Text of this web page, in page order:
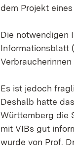
dem Projekt
Die notwendigen
Informationsblatt
Es ist jedoch
Deshalb hatte
Württemberg die
mit VIBs gut
wurde von Prof.